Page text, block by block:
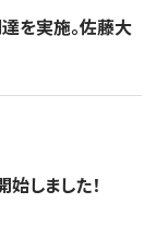
を実施。佐藤大
しました！